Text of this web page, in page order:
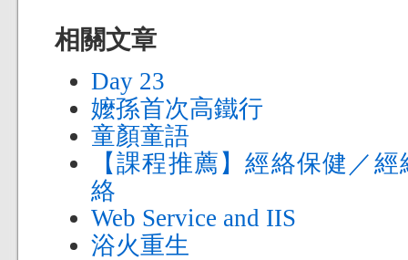
相關文章
Day 23
嬤孫首次高鐵行
童顏童語
【課程推薦】經絡保健／
絡
Web Service and IIS
浴火重生